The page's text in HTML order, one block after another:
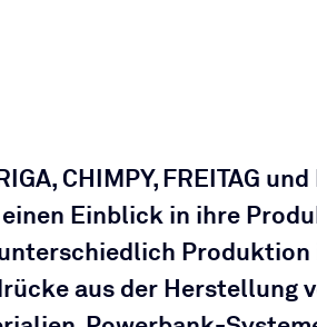
CHIMPY, FREITAG
Einblick in ihre
Produktion
aus der Herstellung